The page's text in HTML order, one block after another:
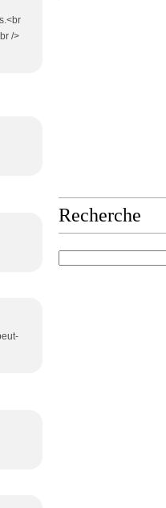
/>
Recherche